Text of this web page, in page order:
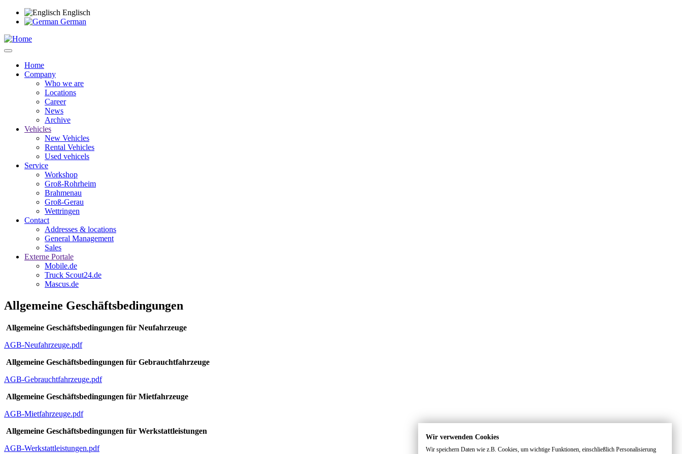
Skip
content
Englisch
German
Main
Home
Company
Who we are
Locations
Career
News
Archive
Vehicles
New Vehicles
Rental Vehicles
Used vehicels
Service
Workshop
Groß-Rohrheim
Brahmenau
Groß-Gerau
Wettringen
Contact
Addresses & locations
General Management
Sales
Externe Portale
Mobile.de
Truck Scout24.de
Mascus.de
Allgemeine Geschäftsbedingungen
Allgemeine Geschäftsbedingungen für Neufahrzeuge
AGB-Neufahrzeuge.pdf
Allgemeine Geschäftsbedingungen für Gebrauchtfahrzeuge
AGB-Gebrauchtfahrzeuge.pdf
Allgemeine Geschäftsbedingungen für Mietfahrzeuge
AGB-Mietfahrzeuge.pdf
Allgemeine Geschäftsbedingungen für Werkstattleistungen
AGB-Werkstattleistungen.pdf
Wir verwenden Cookies
Wir speichern Daten wie z.B. Cookies, um wichtige Funktionen, einschließlich Personalisierung